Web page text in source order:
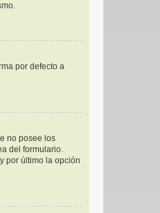
por defecto a
no posee los
del formulario.
por último la opción